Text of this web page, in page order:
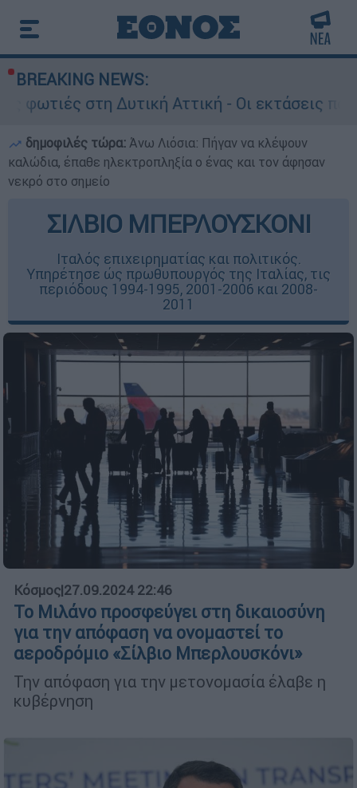
BREAKING NEWS:
Δυτική Αττική - Οι εκτάσεις που κάηκαν
δημοφιλές τώρα: Άνω Λιόσια: Πήγαν να κλέψουν
καλώδια, έπαθε ηλεκτροπληξία ο ένας και τον άφησαν
νεκρό στο σημείο
ΣΙΛΒΙΟ ΜΠΕΡΛΟΥΣΚΟΝΙ
Ιταλός επιχειρηματίας και πολιτικός.
Υπηρέτησε ώς πρωθυπουργός της Ιταλίας, τις
περιόδους 1994-1995, 2001-2006 και 2008-
2011
Κόσμος|27.09.2024 22:46
Το Μιλάνο προσφεύγει στη δικαιοσύνη
για την απόφαση να ονομαστεί το
αεροδρόμιο «Σίλβιο Μπερλουσκόνι»
Την απόφαση για την μετονομασία έλαβε η
κυβέρνηση